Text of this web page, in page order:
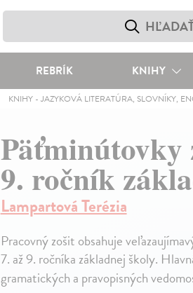
REBRÍK KNIHY
KNIHY- JAZYKOVÁ LITERATÚRA, SLOVNÍKY,
Päťminútovky
9. ročník
Lampartová Terézia
Pracovný zošit obsahuje
7. až 9. ročníka základnej školy.
gramatických a pravopisných